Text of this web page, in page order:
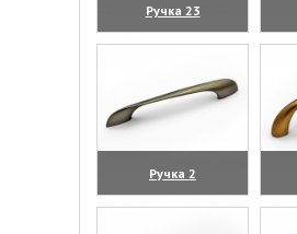
Ручка 23
(увеличить)
Ручка 2
(увеличить)